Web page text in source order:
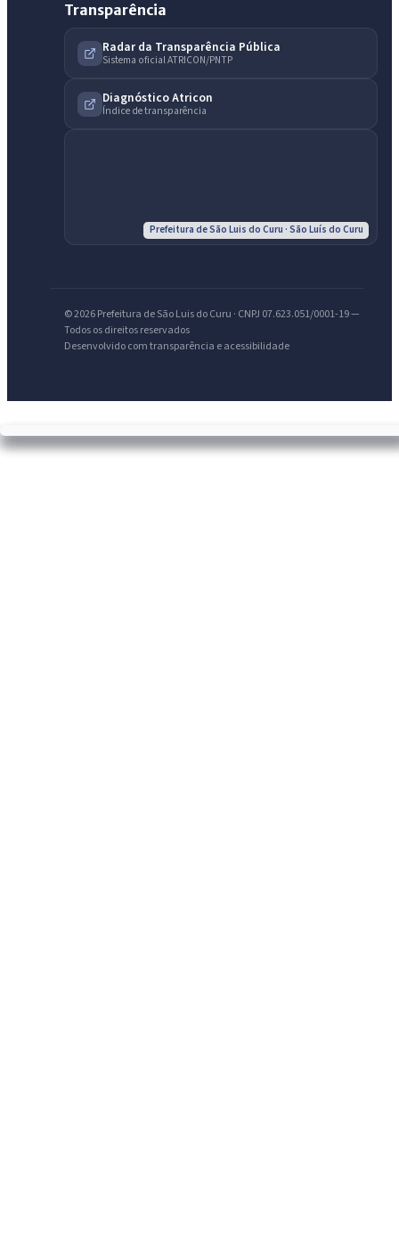
Transparência
Radar da Transparência Pública
Sistema oficial ATRICON/PNTP
Diagnóstico Atricon
Índice de transparência
Prefeitura de São Luis do Curu · São Luís do Curu
© 2026 Prefeitura de São Luis do Curu · CNPJ 07.623.051/0001-19 —
Todos os direitos reservados
Desenvolvido com transparência e acessibilidade